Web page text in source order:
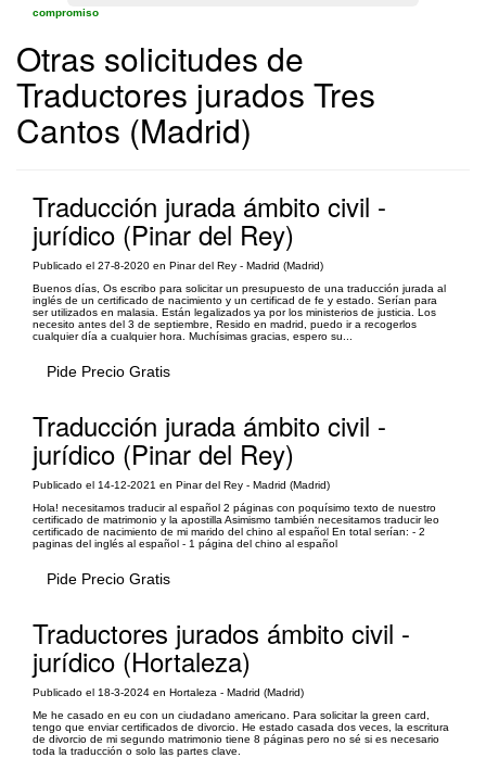
compromiso
Otras solicitudes de
Traductores jurados Tres
Cantos (Madrid)
Traducción jurada ámbito civil -
jurídico (Pinar del Rey)
Publicado el 27-8-2020 en Pinar del Rey - Madrid (Madrid)
Buenos días, Os escribo para solicitar un presupuesto de una traducción jurada al
inglés de un certificado de nacimiento y un certificad de fe y estado. Serían para
ser utilizados en malasia. Están legalizados ya por los ministerios de justicia. Los
necesito antes del 3 de septiembre, Resido en madrid, puedo ir a recogerlos
cualquier día a cualquier hora. Muchísimas gracias, espero su...
Pide Precio Gratis
Traducción jurada ámbito civil -
jurídico (Pinar del Rey)
Publicado el 14-12-2021 en Pinar del Rey - Madrid (Madrid)
Hola! necesitamos traducir al español 2 páginas con poquísimo texto de nuestro
certificado de matrimonio y la apostilla Asimismo también necesitamos traducir leo
certificado de nacimiento de mi marido del chino al español En total serían: - 2
paginas del inglés al español - 1 página del chino al español
Pide Precio Gratis
Traductores jurados ámbito civil -
jurídico (Hortaleza)
Publicado el 18-3-2024 en Hortaleza - Madrid (Madrid)
Me he casado en eu con un ciudadano americano. Para solicitar la green card,
tengo que enviar certificados de divorcio. He estado casada dos veces, la escritura
de divorcio de mi segundo matrimonio tiene 8 páginas pero no sé si es necesario
toda la traducción o solo las partes clave.